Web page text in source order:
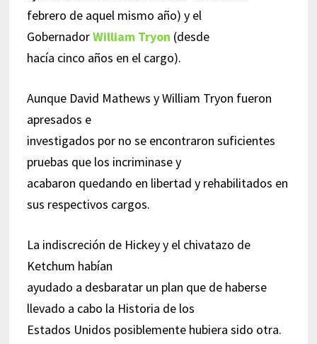
febrero de aquel mismo año) y el
GobernadorWilliam Tryon (desde
hacía cinco años en el cargo).
Aunque David Mathews y William Tryon fueron
apresados e
investigados por no se encontraron suficientes
pruebas que los incriminase y
acabaron quedando en libertad y rehabilitados en
sus respectivos cargos.
La indiscreción de Hickey y el chivatazo de
Ketchum habían
ayudado a desbaratar un plan que de haberse
llevado a cabo la Historia de los
Estados Unidos posiblemente hubiera sido otra.